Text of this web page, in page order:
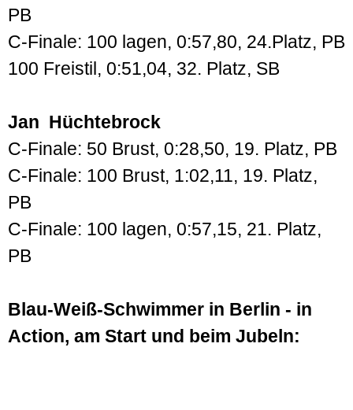
PB
C-Finale: 100 lagen, 0:57,80, 24.Platz, PB
100 Freistil, 0:51,04, 32. Platz, SB
Jan Hüchtebrock
C-Finale: 50 Brust, 0:28,50, 19. Platz, PB
C-Finale: 100 Brust, 1:02,11, 19. Platz,
PB
C-Finale: 100 lagen, 0:57,15, 21. Platz,
PB
Blau-Weiß-Schwimmer in Berlin - in
Action, am Start und beim Jubeln: